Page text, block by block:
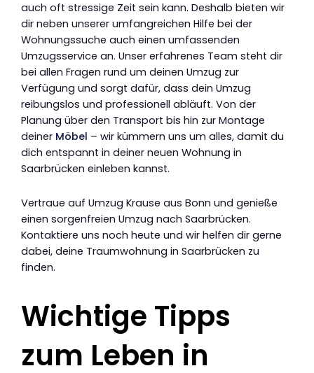
auch oft stressige Zeit sein kann. Deshalb bieten wir
dir neben unserer umfangreichen Hilfe bei der
Wohnungssuche auch einen umfassenden
Umzugsservice an. Unser erfahrenes Team steht dir
bei allen Fragen rund um deinen Umzug zur
Verfügung und sorgt dafür, dass dein Umzug
reibungslos und professionell abläuft. Von der
Planung über den Transport bis hin zur Montage
deiner Möbel – wir kümmern uns um alles, damit du
dich entspannt in deiner neuen Wohnung in
Saarbrücken einleben kannst.
Vertraue auf Umzug Krause aus Bonn und genieße
einen sorgenfreien Umzug nach Saarbrücken.
Kontaktiere uns noch heute und wir helfen dir gerne
dabei, deine Traumwohnung in Saarbrücken zu
finden.
Wichtige Tipps
zum Leben in